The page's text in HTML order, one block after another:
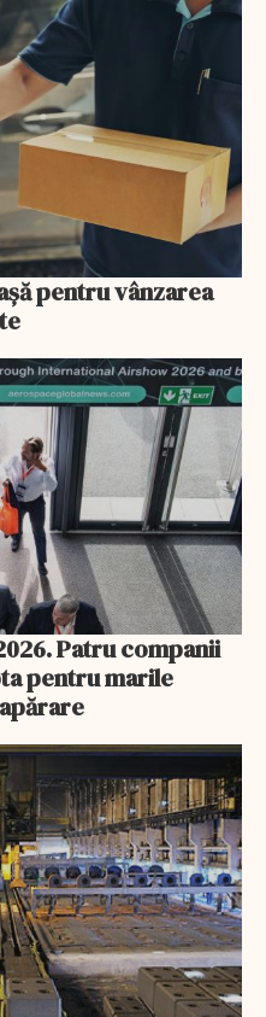
pentru vânzarea
Patru companii
pentru marile